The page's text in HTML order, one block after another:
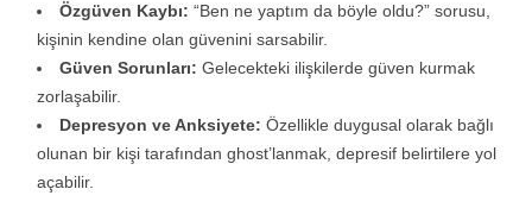
Özgüven Kaybı: “Ben ne yaptım da böyle oldu?” sorusu,
kişinin kendine olan güvenini sarsabilir.
Güven Sorunları: Gelecekteki ilişkilerde güven kurmak
zorlaşabilir.
Depresyon ve Anksiyete: Özellikle duygusal olarak bağlı
olunan bir kişi tarafından ghost’lanmak, depresif belirtilere yol
açabilir.